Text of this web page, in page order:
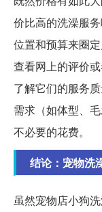
价比高的洗澡服
位置和预算来圈
查看网上的评价
了解它们的服务
需求（如体型、
不必要的花费。
结论：宠物洗
虽然宠物店小狗